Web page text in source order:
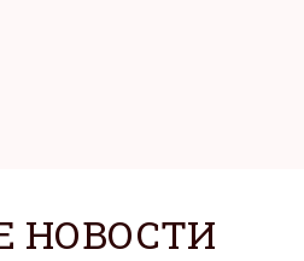
НОВОСТИ